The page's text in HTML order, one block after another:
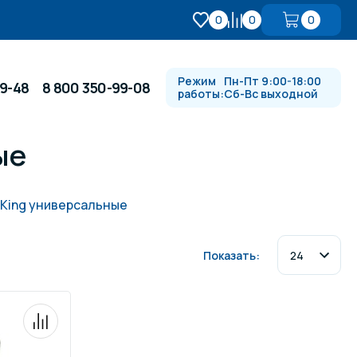
0 0 0
Водопады, водяные пушки и
48 8 800 350-99-08
Режим
работы:
Пн-Пт 9:00-18:00
Сб-Вс выходной
универсальные
Показать: